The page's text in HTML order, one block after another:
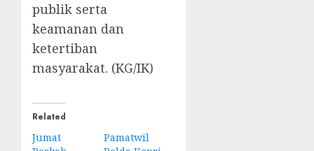
publik serta
keamanan dan
ketertiban
masyarakat. (KG/IK)
Related
Jumat
Pamatwil